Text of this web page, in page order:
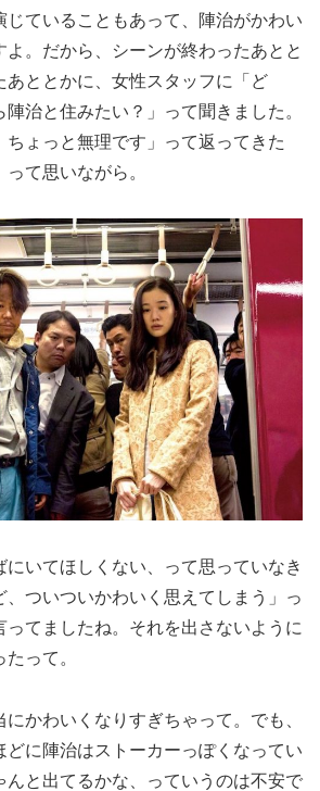
じていることもあって、陣治がかわい
よ。だから、シーンが終わったあとと
あととかに、女性スタッフに「ど
治と住みたい？」って聞きました。
ちょっと無理です」って返ってきた
て思いながら。
にいてほしくない、って思っていなき
、ついついかわいく思えてしまう」っ
ってましたね。それを出さないように
って。
かわいくなりすぎちゃって。でも、
どに陣治はストーカーっぽくなってい
んと出てるかな、っていうのは不安で